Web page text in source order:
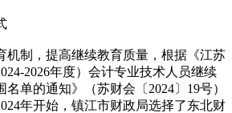
机制，提高继续教育质量，根据《江苏
2026年度）会计专业技术人员继续
单的通知》（苏财会〔2024〕19号）
年开始，镇江市财政局选择了东北财